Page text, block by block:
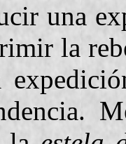
una
la